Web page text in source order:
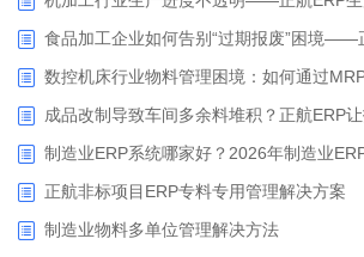
成品改制导致车间多余料堆积？正航ERP
制造业ERP系统哪家好？2026年制造业
正航非标项目ERP专料专用管理解决方案
制造业物料多单位管理解决方法